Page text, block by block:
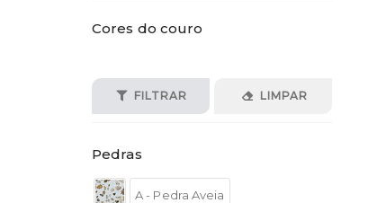
Cores do couro
FILTRAR LIMPAR
Pedras
A - Pedra Aveia